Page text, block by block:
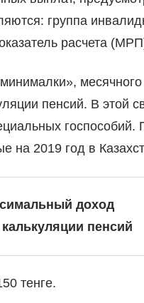
группа
расчета
месячного
пенсий. В этой
на 2019 год в
доход
пенсий
тенге.